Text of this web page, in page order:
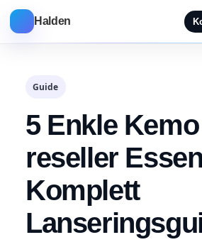
Halden
Guide
5 Enkle
reseller
Komplett